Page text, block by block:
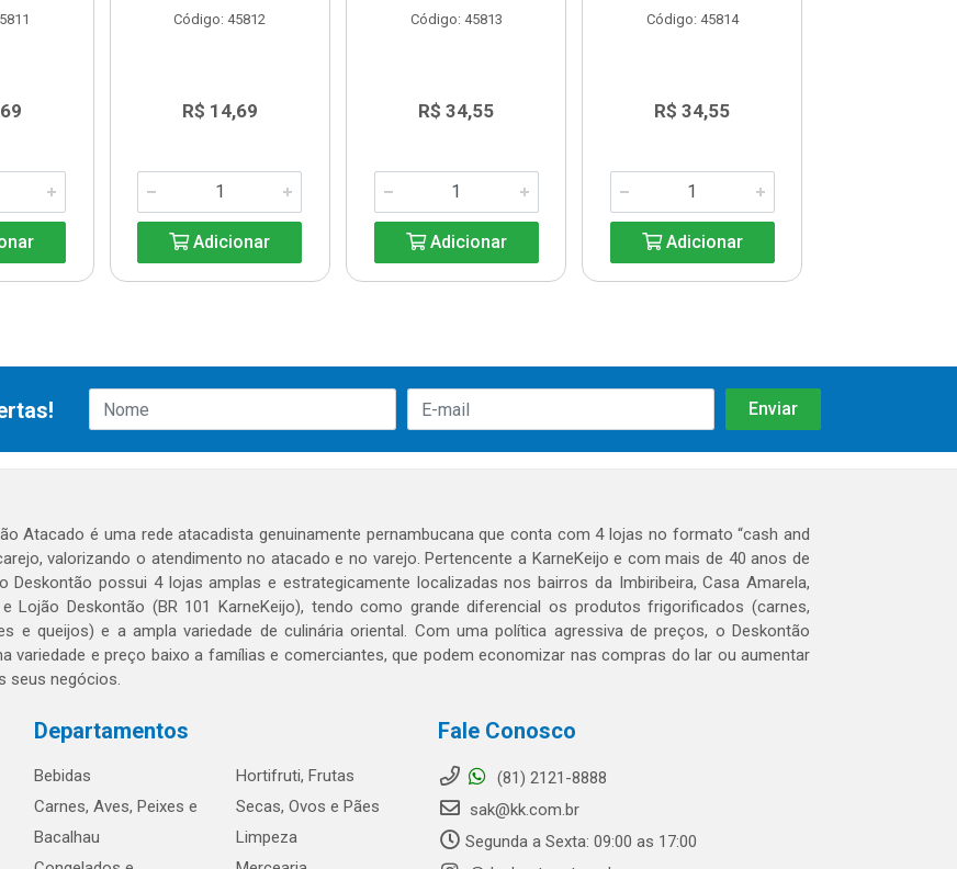
Código: 45812
R$ 14,69
Adicionar
Código: 45813
R$ 34,55
Adicionar
Código: 45814
R$ 34,55
Adicionar
Atacado é uma rede atacadista genuinamente pernambucana que conta com 4 lojas no formato “cash and
valorizando o atendimento no atacado e no varejo. Pertencente a KarneKeijo e com mais de 40 anos de
Deskontão possui 4 lojas amplas e estrategicamente localizadas nos bairros da Imbiribeira, Casa Amarela,
e Lojão Deskontão (BR 101 KarneKeijo), tendo como grande diferencial os produtos frigorificados (carnes,
e queijos) e a ampla variedade de culinária oriental. Com uma política agressiva de preços, o Deskontão
variedade e preço baixo a famílias e comerciantes, que podem economizar nas compras do lar ou aumentar
seus negócios.
Departamentos
Bebidas
Carnes, Aves, Peixes e
Bacalhau
Hortifruti, Frutas
Secas, Ovos e Pães
Limpeza
Fale Conosco
(81) 2121-8888
sak@kk.com.br
Segunda a Sexta: 09:00 as 17:00